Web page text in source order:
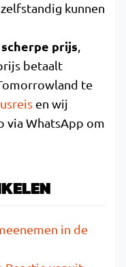
kunnen
prijs,
betaalt
te
en wij
via WhatsApp om
in de